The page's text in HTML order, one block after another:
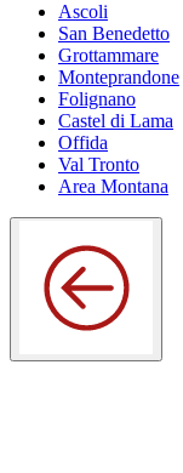
Ascoli
San Benedetto
Grottammare
Monteprandone
Folignano
Castel di Lama
Offida
Val Tronto
Area Montana